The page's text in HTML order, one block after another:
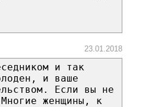
23.01.2018
и так
и ваше
Если вы не
женщины, к